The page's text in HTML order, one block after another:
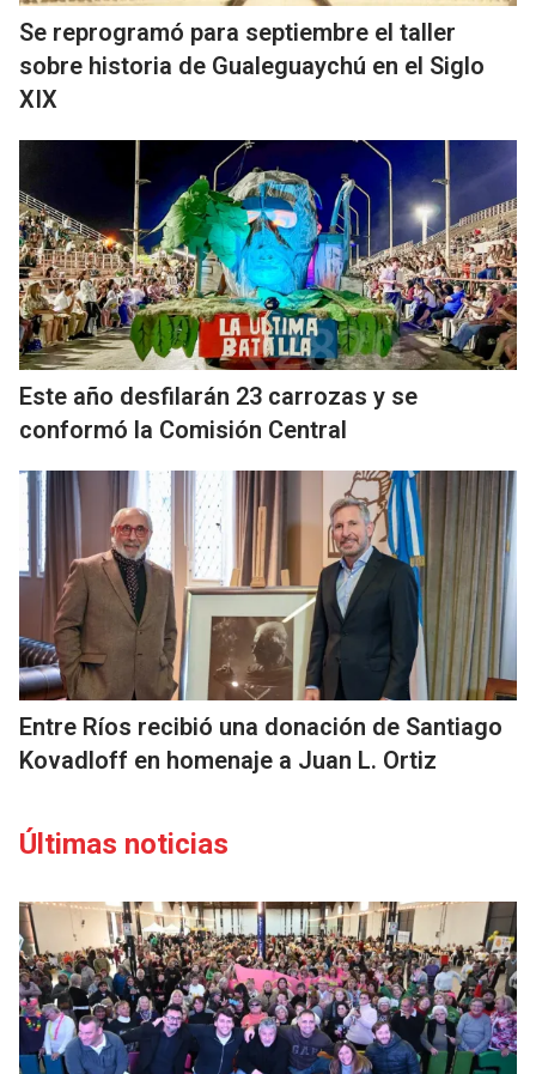
Se reprogramó para septiembre el taller
sobre historia de Gualeguaychú en el Siglo
XIX
Este año desfilarán 23 carrozas y se
conformó la Comisión Central
Entre Ríos recibió una donación de Santiago
Kovadloff en homenaje a Juan L. Ortiz
Últimas noticias